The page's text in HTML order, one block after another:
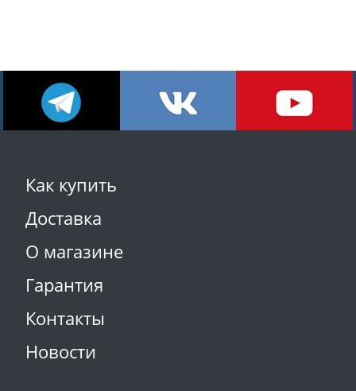
Как купить
Доставка
О магазине
Гарантия
Контакты
Новости